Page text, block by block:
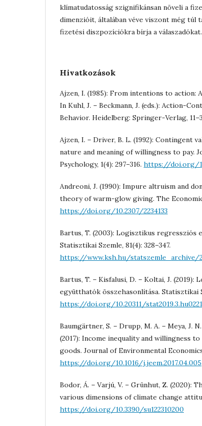
klímatudatosság szignifikánsan növeli a
dimenzióit, általában véve viszont még túl
fizetési diszpozíciókra bírja a válaszadókat.
Hivatkozások
Ajzen, I. (1985): From intentions to action:
In Kuhl, J. – Beckmann, J. (eds.): Action-
Behavior. Heidelberg: Springer-Verlag,
Ajzen, I. – Driver, B. L. (1992): Contingent
nature and meaning of willingness to pay.
Psychology, 1(4): 297–316. https://doi.org/
Andreoni, J. (1990): Impure altruism and
theory of warm-glow giving. The Economic
https://doi.org/10.2307/2234133
Bartus, T. (2003): Logisztikus regressziós
Statisztikai Szemle, 81(4): 328–347.
https://www.ksh.hu/statszemle_archive/
Bartus, T. – Kisfalusi, D. – Koltai, J.
együtthatók összehasonlítása. Statisztikai
https://doi.org/10.20311/stat2019.3.hu0221
Baumgärtner, S. – Drupp, M. A. – Meya, J.
(2017): Income inequality and willingness
goods. Journal of Environmental
https://doi.org/10.1016/j.jeem.2017.04.005
Bodor, Á. – Varjú, V. – Grünhut, Z. (2020):
various dimensions of climate change
https://doi.org/10.3390/su122310200